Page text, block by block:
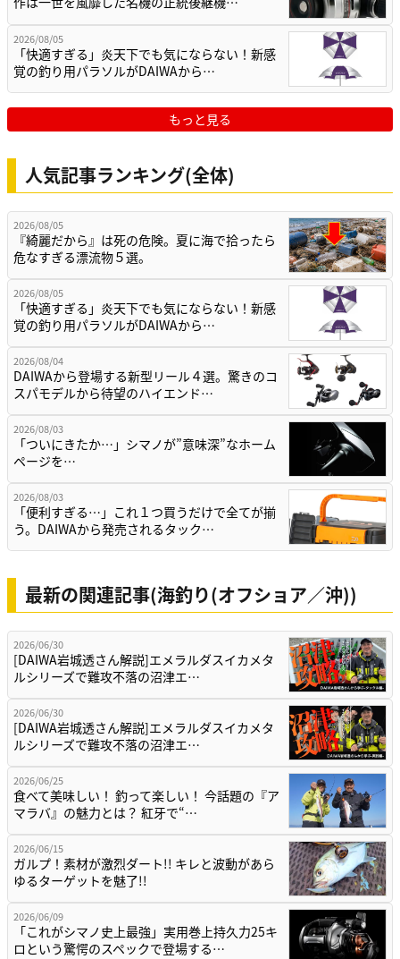
2026/08/05
「快適すぎる」炎天下でも気にならない！新感
覚の釣り用パラソルがDAIWAから…
もっと見る
人気記事ランキング(全体)
2026/08/05
『綺麗だから』は死の危険。夏に海で拾ったら
危なすぎる漂流物５選。
2026/08/05
「快適すぎる」炎天下でも気にならない！新感
覚の釣り用パラソルがDAIWAから…
2026/08/04
DAIWAから登場する新型リール４選。驚きのコ
スパモデルから待望のハイエンド…
2026/08/03
「ついにきたか…」シマノが”意味深”なホーム
ページを…
2026/08/03
「便利すぎる…」これ１つ買うだけで全てが揃
う。DAIWAから発売されるタック…
最新の関連記事(海釣り(オフショア／沖))
2026/06/30
[DAIWA岩城透さん解説]エメラルダスイカメタ
ルシリーズで難攻不落の沼津エ…
2026/06/30
[DAIWA岩城透さん解説]エメラルダスイカメタ
ルシリーズで難攻不落の沼津エ…
2026/06/25
食べて美味しい！ 釣って楽しい！ 今話題の『ア
マラバ』の魅力とは？ 紅牙で“…
2026/06/15
ガルプ！素材が激烈ダート!! キレと波動があら
ゆるターゲットを魅了!!
2026/06/09
「これがシマノ史上最強」実用巻上持久力25キ
ロという驚愕のスペックで登場する…